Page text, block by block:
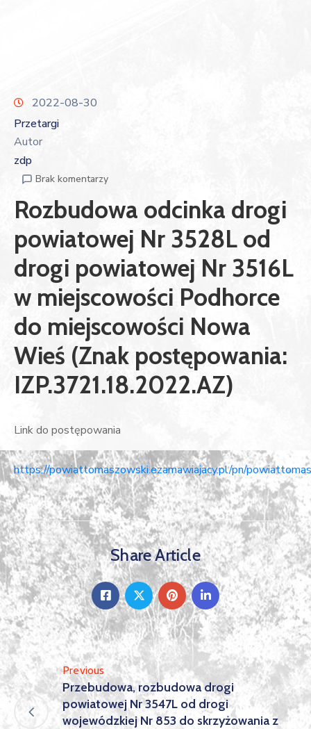
2022-08-30
Przetargi
Autor
zdp
Brak komentarzy
Rozbudowa odcinka drogi
powiatowej Nr 3528L od
drogi powiatowej Nr 3516L
w miejscowości Podhorce
do miejscowości Nowa
Wieś (Znak postępowania:
IZP.3721.18.2022.AZ)
Link do postępowania
https://powiattomaszowski.ezamawiajacy.pl/pn/
Share Article
Previous
Przebudowa, rozbudowa drogi
powiatowej Nr 3547L od drogi
wojewódzkiej Nr 853 do skrzyżowania z